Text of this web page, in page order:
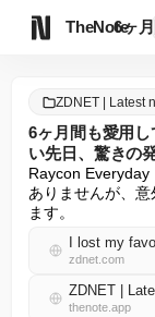
TheNote
ZDNET | Latest
6ヶ月間も愛用
い先日、驚きの
Raycon Everyday
ありませんが、
ます。
zdnet.com
ZDNET |
thenote.app